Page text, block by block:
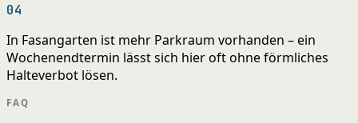
04
In Fasangarten ist mehr Parkraum vorhanden – ein
Wochenendtermin lässt sich hier oft ohne förmliches
Halteverbot lösen.
FAQ